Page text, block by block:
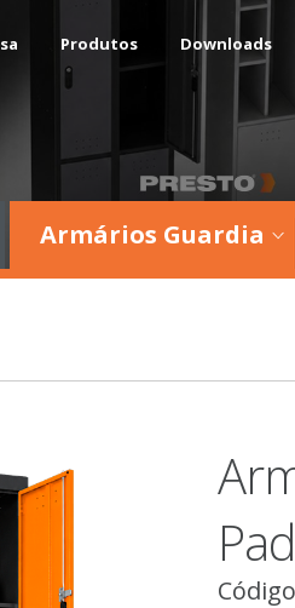
Produtos Downloads
Armários Guardia